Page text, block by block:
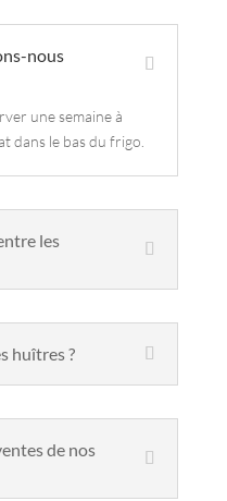
nous
une semaine à
dans le bas du frigo.
les
huîtres ?
de nos